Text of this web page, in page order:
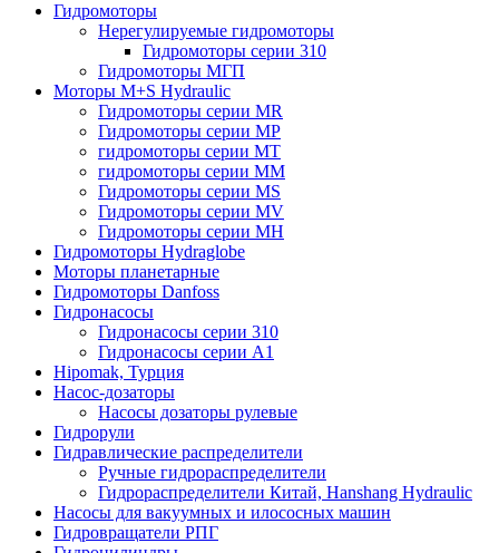
Гидромоторы
Нерегулируемые гидромоторы
Гидромоторы серии 310
Гидромоторы МГП
Моторы M+S Hydraulic
Гидромоторы серии MR
Гидромоторы серии MP
гидромоторы серии MT
гидромоторы серии MM
Гидромоторы серии MS
Гидромоторы серии MV
Гидромоторы серии MH
Гидромоторы Hydraglobe
Моторы планетарные
Гидромоторы Danfoss
Гидронасосы
Гидронасосы серии 310
Гидронасосы серии А1
Hipomak, Турция
Насос-дозаторы
Насосы дозаторы рулевые
Гидрорули
Гидравлические распределители
Ручные гидрораспределители
Гидрораспределители Китай, Hanshang Hydraulic
Насосы для вакуумных и илососных машин
Гидровращатели РПГ